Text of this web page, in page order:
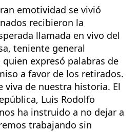
emotividad se vivió
recibieron la
llamada en vivo del
teniente general
quien expresó palabras de
a favor de los retirados.
viva de nuestra historia. El
Luis Rodolfo
ha instruido a no dejar a
trabajando sin